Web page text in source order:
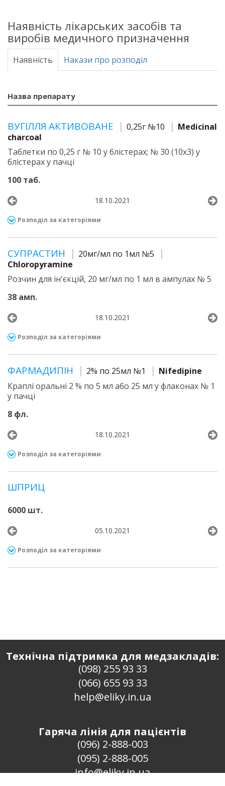
Наявність лікарських засобів та
виробів медичного призначення
Наявність Накази про розподіл
Назва препарату
ВУГІЛЛЯ АКТИВОВАНЕ 0,25г №10
Medicinal
charcoal
Таблетки по 0,25 г № 10 у блістерах; № 30 (10х3) у
блістерах у пачці
100 таб.
18.10.2021
Розподіл за категоріями
СУПРАСТИН
20мг/мл по 1мл №5
Chloropyramine
Розчин для ін'єкцій, 20 мг/мл по 1 мл в ампулах № 5
38 амп.
18.10.2021
Розподіл за категоріями
ФАРМАДИПІН 2% по 25мл №1
Nifedipine
Краплі оральні 2 % по 5 мл або 25 мл у флаконах № 1
у пачці
8 фл.
18.10.2021
Розподіл за категоріями
ШПРИЦ
6000 шт.
05.10.2021
Розподіл за категоріями
Технічна підтримка для медзакладів:
(098) 255 93 33
(066) 655 93 33
help@eliky.in.ua
Гаряча лінія для пацієнтів
(096) 2-888-003
(095) 2-888-005
info@eliky.in.ua